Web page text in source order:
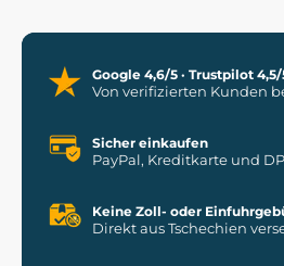
Google 4,6/5 · Trustpilot 4,5/
Von verifizierten Kunden
Sicher einkaufen
PayPal, Kreditkarte und
Keine Zoll- oder
Direkt aus Tschechien